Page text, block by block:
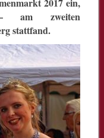
2017 ein,
zweiten
stattfand.